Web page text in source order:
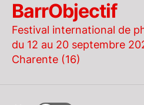
Skip
the
content
BarrObjectif
Festival international de
du 12 au 20 septembre
Charente (16)